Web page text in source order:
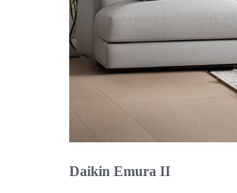
Daikin Emura II